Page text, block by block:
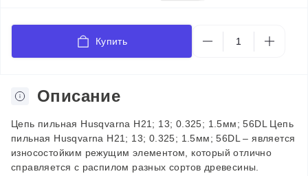
Купить
Описание
Цепь пильная Husqvarna Н21; 13; 0.325; 1.5мм; 56DL Цепь
пильная Husqvarna Н21; 13; 0.325; 1.5мм; 56DL – является
износостойким режущим элементом, который отлично
справляется с распилом разных сортов древесины.